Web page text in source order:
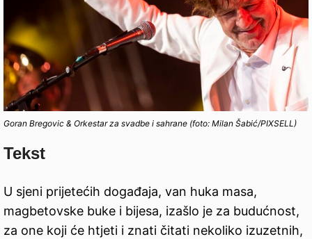
Goran Bregovic & Orkestar za svadbe i sahrane (foto: Milan Šabić/PIXSELL)
Tekst
U sjeni prijetećih događaja, van huka masa,
magbetovske buke i bijesa, izašlo je za budućnost,
za one koji će htjeti i znati čitati nekoliko izuzetnih,